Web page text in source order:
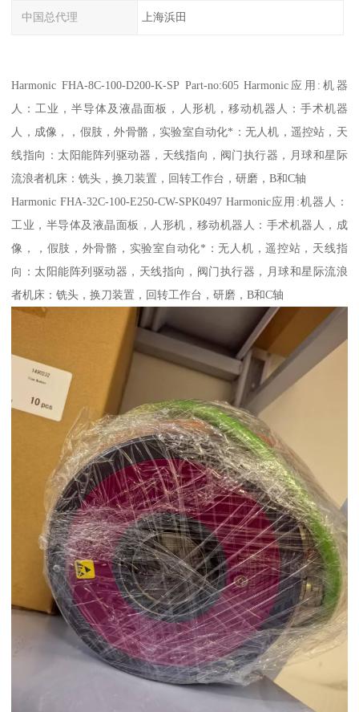
中国总代理 上海浜田
Harmonic FHA-8C-100-D200-K-SP Part-no:605 Harmonic应用:机器
人：工业，半导体及液晶面板，人形机，移动机器人：手术机器
人，成像，，假肢，外骨骼，实验室自动化*：无人机，遥控站，天
线指向：太阳能阵列驱动器，天线指向，阀门执行器，月球和星际
流浪者机床：铣头，换刀装置，回转工作台，研磨，B和C轴
Harmonic FHA-32C-100-E250-CW-SPK0497 Harmonic应用:机器人：
工业，半导体及液晶面板，人形机，移动机器人：手术机器人，成
像，，假肢，外骨骼，实验室自动化*：无人机，遥控站，天线指
向：太阳能阵列驱动器，天线指向，阀门执行器，月球和星际流浪
者机床：铣头，换刀装置，回转工作台，研磨，B和C轴